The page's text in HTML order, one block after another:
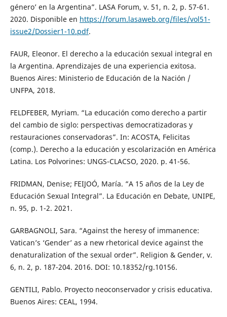
género’ en la Argentina”. LASA Forum, v. 51, n. 2, p. 57-61.
2020. Disponible en https://forum.lasaweb.org/files/vol51-
issue2/Dossier1-10.pdf.
FAUR, Eleonor. El derecho a la educación sexual integral en
la Argentina. Aprendizajes de una experiencia exitosa.
Buenos Aires: Ministerio de Educación de la Nación /
UNFPA, 2018.
FELDFEBER, Myriam. “La educación como derecho a partir
del cambio de siglo: perspectivas democratizadoras y
restauraciones conservadoras”. In: ACOSTA, Felicitas
(comp.). Derecho a la educación y escolarización en América
Latina. Los Polvorines: UNGS-CLACSO, 2020. p. 41-56.
FRIDMAN, Denise; FEIJOÓ, María. “A 15 años de la Ley de
Educación Sexual Integral”. La Educación en Debate, UNIPE,
n. 95, p. 1-2. 2021.
GARBAGNOLI, Sara. “Against the heresy of immanence:
Vatican’s ‘Gender’ as a new rhetorical device against the
denaturalization of the sexual order”. Religion & Gender, v.
6, n. 2, p. 187-204. 2016. DOI: 10.18352/rg.10156.
GENTILI, Pablo. Proyecto neoconservador y crisis educativa.
Buenos Aires: CEAL, 1994.